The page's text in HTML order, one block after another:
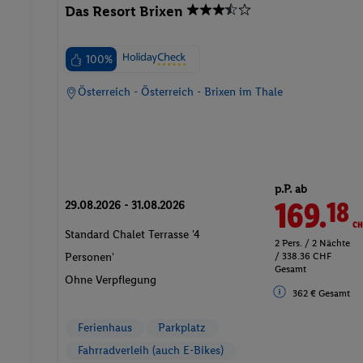
Das Resort Brixen
100%
Österreich - Österreich - Brixen im Thale
29.08.2026 - 31.08.2026
Standard Chalet Terrasse '4
Personen'
Ohne Verpflegung
p.P. ab
169.18
2 Pers. / 2 Nächte
/ 338.36 CHF
Gesamt
362 € Gesamt
Ferienhaus
Parkplatz
Fahrradverleih (auch E-Bikes)